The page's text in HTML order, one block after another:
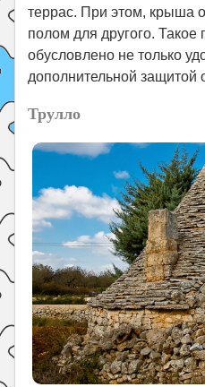
террас. При этом, крыша
полом для другого.
обусловлено не только
дополнительной защитой
Трулло